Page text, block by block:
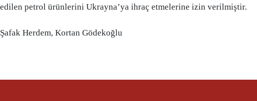
edilen petrol ürünlerini Ukrayna’ya ihraç etmelerine izin verilmiştir.
Şafak Herdem, Kortan Gödekoğlu